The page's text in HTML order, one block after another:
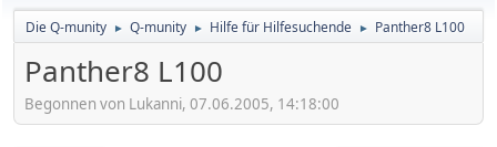
Die Q-munity ► Q-munity ► Hilfe für Hilfesuchende ► Panther8 L100
Panther8 L100
Begonnen von Lukanni, 07.06.2005, 14:18:00